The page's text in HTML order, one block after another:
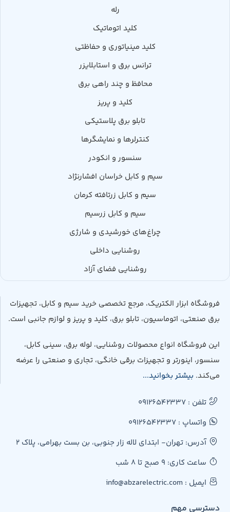
رله
کلید اتوماتیک
کلید مینیاتوری و حفاظتی
ترانس برق و استابلایزر
محافظ و چند راهی برق
کلید و پریز
تابلو برق پلاستیکی
کنترلرها و نمایشگرها
سنسور و انکودر
سیم و کابل خراسان افشارنژاد
سیم و کابل زرتافته کرمان
سیم و کابل زرسیم
چراغ‌های خورشیدی و شارژی
روشنایی داخلی
روشنایی فضای آزاد
فروشگاه ابزار الکتریک، مرجع تخصصی خرید سیم و کابل، تجهیزات
برق صنعتی، اتوماسیون، تابلو برق، کلید و پریز و لوازم جانبی است.
این فروشگاه انواع محصولات روشنایی، لوله برق، سینی کابل،
سنسور، اینورتر و تجهیزات برقی خانگی، تجاری و صنعتی را عرضه
می‌کند. بیشتر بخوانید...
تلفن : 09126542337
واتساپ : 09126542337
آدرس: تهران- ابتدای لاله زار جنوبی، بن بست بهرامی، پلاک 2
ساعت کاری: 9 صبح تا 8 شب
ایمیل : info@abzarelectric.com
دسترسی مهم